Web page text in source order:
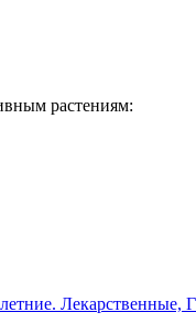
растениям: